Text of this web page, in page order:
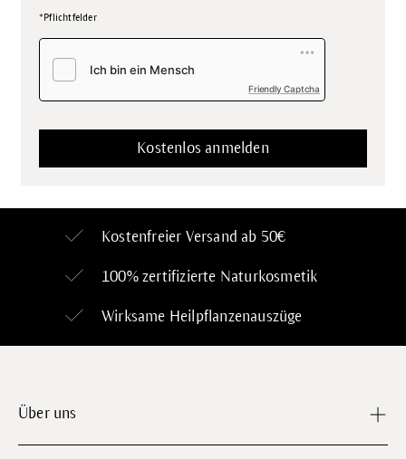
*Pflichtfelder
Friendly Captcha
Kostenfreier Versand ab 50€
100% zertifizierte Naturkosmetik
Wirksame Heilpflanzenauszüge
Über uns